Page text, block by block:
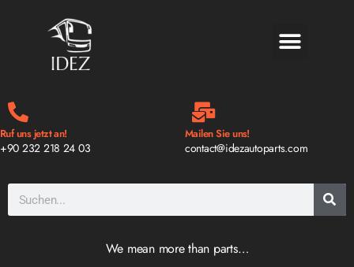
Ruf uns jetzt an!
+90 232 218 24 03
Mailen Sie uns!
contact@idezautoparts.com
We mean more than parts…